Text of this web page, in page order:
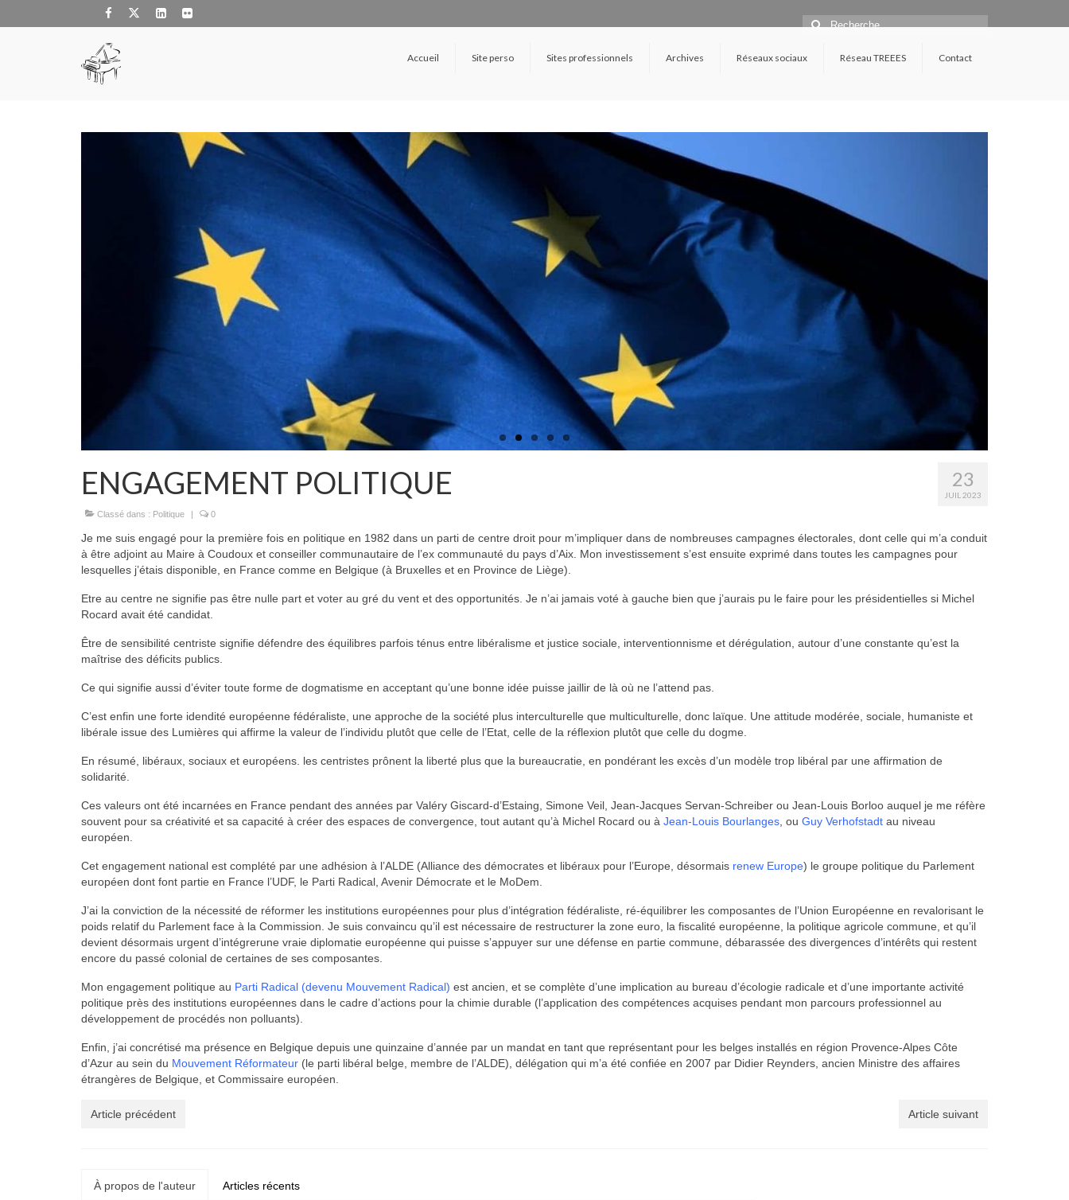
Rechercher
Accueil Site perso Sites professionnels Archives Réseaux sociaux Réseau TREEES Contact
23
JUIL 2023
ENGAGEMENT POLITIQUE
Classé dans : Politique | 0
Je me suis engagé pour la première fois en politique en 1982 dans un parti de centre droit pour m’impliquer dans de nombreuses campagnes électorales, dont celle qui m’a conduit
à être adjoint au Maire à Coudoux et conseiller communautaire de l’ex communauté du pays d’Aix. Mon investissement s’est ensuite exprimé dans toutes les campagnes pour
lesquelles j’étais disponible, en France comme en Belgique (à Bruxelles et en Province de Liège).
Etre au centre ne signifie pas être nulle part et voter au gré du vent et des opportunités. Je n’ai jamais voté à gauche bien que j’aurais pu le faire pour les présidentielles si Michel
Rocard avait été candidat.
Être de sensibilité centriste signifie défendre des équilibres parfois ténus entre libéralisme et justice sociale, interventionnisme et dérégulation, autour d’une constante qu’est la
maîtrise des déficits publics.
Ce qui signifie aussi d’éviter toute forme de dogmatisme en acceptant qu’une bonne idée puisse jaillir de là où ne l’attend pas.
C’est enfin une forte idendité européenne fédéraliste, une approche de la société plus interculturelle que multiculturelle, donc laïque. Une attitude modérée, sociale, humaniste et
libérale issue des Lumières qui affirme la valeur de l’individu plutôt que celle de l’Etat, celle de la réflexion plutôt que celle du dogme.
En résumé, libéraux, sociaux et européens. les centristes prônent la liberté plus que la bureaucratie, en pondérant les excès d’un modèle trop libéral par une affirmation de
solidarité.
Ces valeurs ont été incarnées en France pendant des années par Valéry Giscard-d’Estaing, Simone Veil, Jean-Jacques Servan-Schreiber ou Jean-Louis Borloo auquel je me réfère
souvent pour sa créativité et sa capacité à créer des espaces de convergence, tout autant qu’à Michel Rocard ou à Jean-Louis Bourlanges , ou Guy Verhofstadt au niveau
européen.
Cet engagement national est complété par une adhésion à l’ALDE (Alliance des démocrates et libéraux pour l’Europe, désormais renew Europe) le groupe politique du Parlement
européen dont font partie en France l’UDF, le Parti Radical, Avenir Démocrate et le MoDem.
J’ai la conviction de la nécessité de réformer les institutions européennes pour plus d’intégration fédéraliste, ré-équilibrer les composantes de l’Union Européenne en revalorisant le
poids relatif du Parlement face à la Commission. Je suis convaincu qu’il est nécessaire de restructurer la zone euro, la fiscalité européenne, la politique agricole commune, et qu’il
devient désormais urgent d’intégrerune vraie diplomatie européenne qui puisse s’appuyer sur une défense en partie commune, débarassée des divergences d’intérêts qui restent
encore du passé colonial de certaines de ses composantes.
Mon engagement politique au Parti Radical (devenu Mouvement Radical) est ancien, et se complète d’une implication au bureau d’écologie radicale et d’une importante activité
politique près des institutions européennes dans le cadre d’actions pour la chimie durable (l’application des compétences acquises pendant mon parcours professionnel au
développement de procédés non polluants).
Enfin, j’ai concrétisé ma présence en Belgique depuis une quinzaine d’année par un mandat en tant que représentant pour les belges installés en région Provence-Alpes Côte
d’Azur au sein du Mouvement Réformateur (le parti libéral belge, membre de l’ALDE), délégation qui m’a été confiée en 2007 par Didier Reynders, ancien Ministre des affaires
étrangères de Belgique, et Commissaire européen.
Article précédent Article suivant
À propos de l'auteur Articles récents